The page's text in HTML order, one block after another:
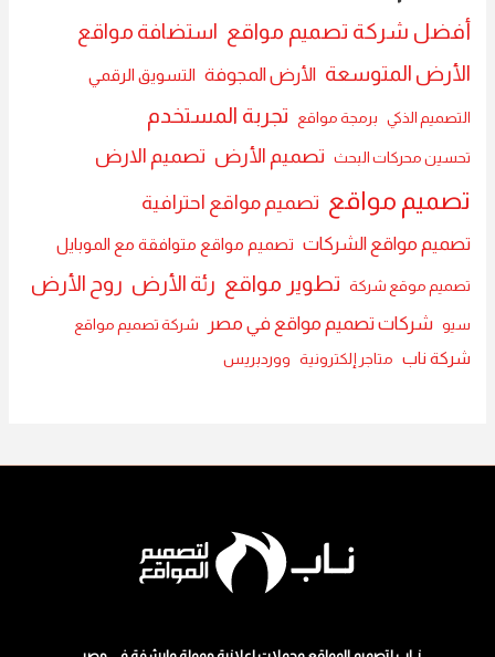
أفضل شركة تصميم مواقع استضافة مواقع
الأرض المتوسعة الأرض المجوفة التسويق الرقمي
التصميم الذكي برمجة مواقع تجربة المستخدم
تحسين محركات البحث تصميم الأرض تصميم الارض
تصميم مواقع تصميم مواقع احترافية
تصميم مواقع الشركات تصميم مواقع متوافقة مع الموبايل
تصميم موقع شركة تطوير مواقع رئة الأرض روح الأرض
سيو شركات تصميم مواقع في مصر شركة تصميم مواقع
شركة ناب متاجر إلكترونية ووردبريس